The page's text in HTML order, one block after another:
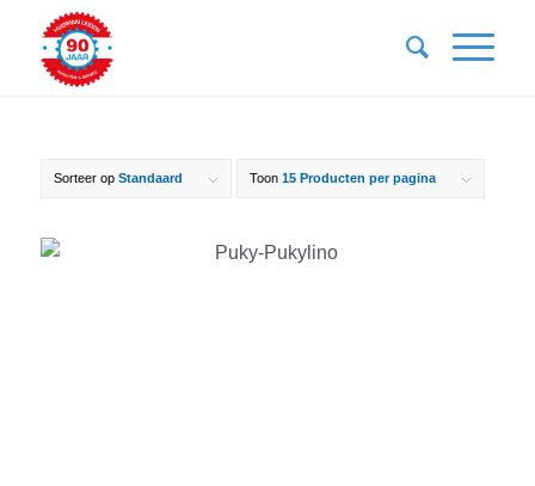
Sorteer op Standaard Toon 15 Producten per pagina